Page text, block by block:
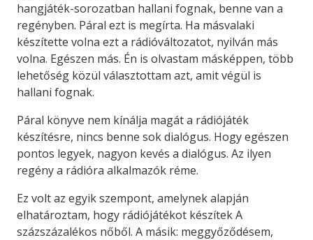
hangjáték-sorozatban hallani fognak, benne van a
regényben. Páral ezt is megírta. Ha másvalaki
készítette volna ezt a rádióváltozatot, nyilván más
volna. Egészen más. Én is olvastam másképpen, több
lehetőség közül választottam azt, amit végül is
hallani fognak.
Páral könyve nem kínálja magát a rádiójáték
készítésre, nincs benne sok dialógus. Hogy egészen
pontos legyek, nagyon kevés a dialógus. Az ilyen
regény a rádióra alkalmazók réme.
Ez volt az egyik szempont, amelynek alapján
elhatároztam, hogy rádiójátékot készítek A
százszázalékos nőből. A másik: meggyőződésem,